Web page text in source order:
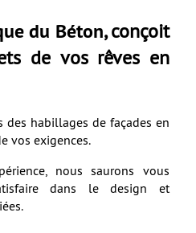
du Béton, conçoit
de vos rêves en
des habillages de façades en
vos exigences.
nous saurons vous
dans le design et